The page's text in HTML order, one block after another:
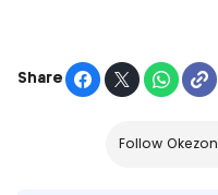
Share
Follow